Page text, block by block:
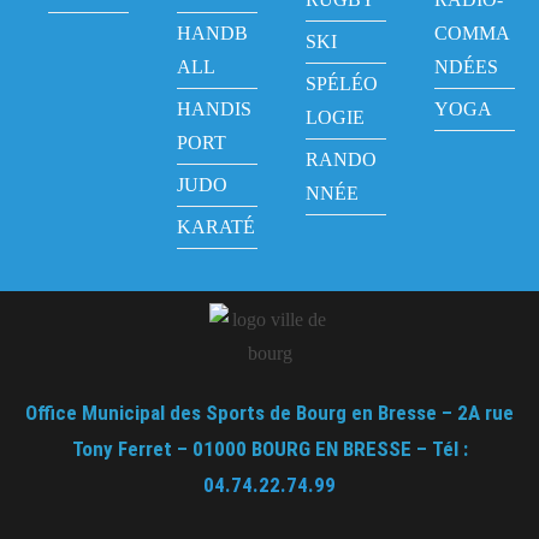
HANDB
ALL
HANDIS
PORT
JUDO
KARATÉ
SKI
SPÉLÉO
LOGIE
RANDO
NNÉE
COMMA
NDÉES
YOGA
Office Municipal des Sports de Bourg en Bresse – 2A rue
Tony Ferret – 01000 BOURG EN BRESSE – Tél :
04.74.22.74.99